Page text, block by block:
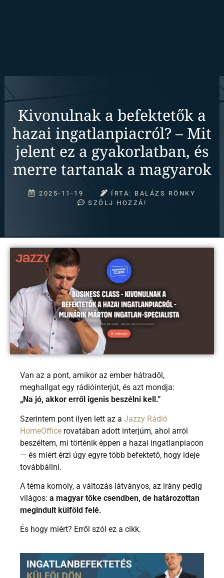
Kivonulnak a befektetők a
hazai ingatlanpiacról? – Mit
jelent ez a gyakorlatban, és
merre tartanak a magyarok
2025-11-19 ÍRTA: BALÁZS RÖNKY
SZÓLJ HOZZÁ!
Van az a pont, amikor az ember hátradől,
meghallgat egy rádióinterjút, és azt mondja:
„Na jó, akkor erről igenis beszélni kell.”
Szerintem pont ilyen lett az a Jazzy Rádió
HomeOffice rovatában adott interjúm, ahol arról
beszéltem, mi történik éppen a hazai ingatlanpiacon
— és miért érzi úgy egyre több befektető, hogy ideje
továbbállni.
A téma komoly, a változás látványos, az irány pedig
világos: a magyar tőke csendben, de határozottan
megindult külföld felé.
És hogy miért? Erről szól ez a cikk.